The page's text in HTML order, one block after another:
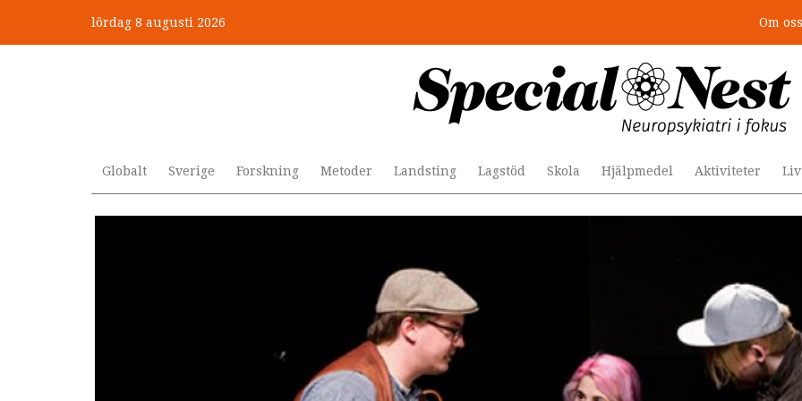
huvudinnehåll
lördag 8 augusti 2026 Om oss
Globalt Sverige Forskning Metoder Landsting Lagstöd Skola Hjälpmedel Aktiviteter
”Jobbet gick bra – just därför togs stödet bort”